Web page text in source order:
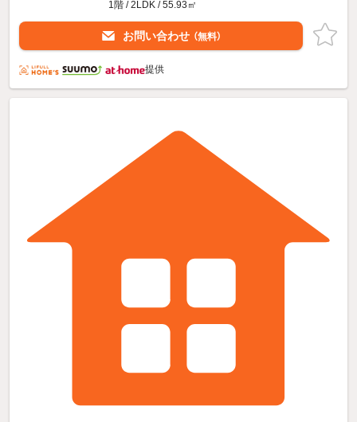
1階 / 2LDK / 55.93㎡
お問い合わせ （無料）
提供